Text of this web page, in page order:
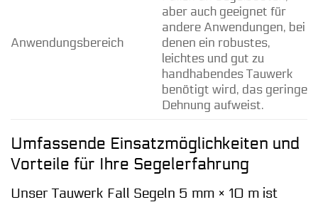
Anwendungsbereich
aber auch geeignet für
andere Anwendungen, bei
denen ein robustes,
leichtes und gut zu
handhabendes Tauwerk
benötigt wird, das geringe
Dehnung aufweist.
Umfassende Einsatzmöglichkeiten und
Vorteile für Ihre Segelerfahrung
Unser Tauwerk Fall Segeln 5 mm × 10 m ist